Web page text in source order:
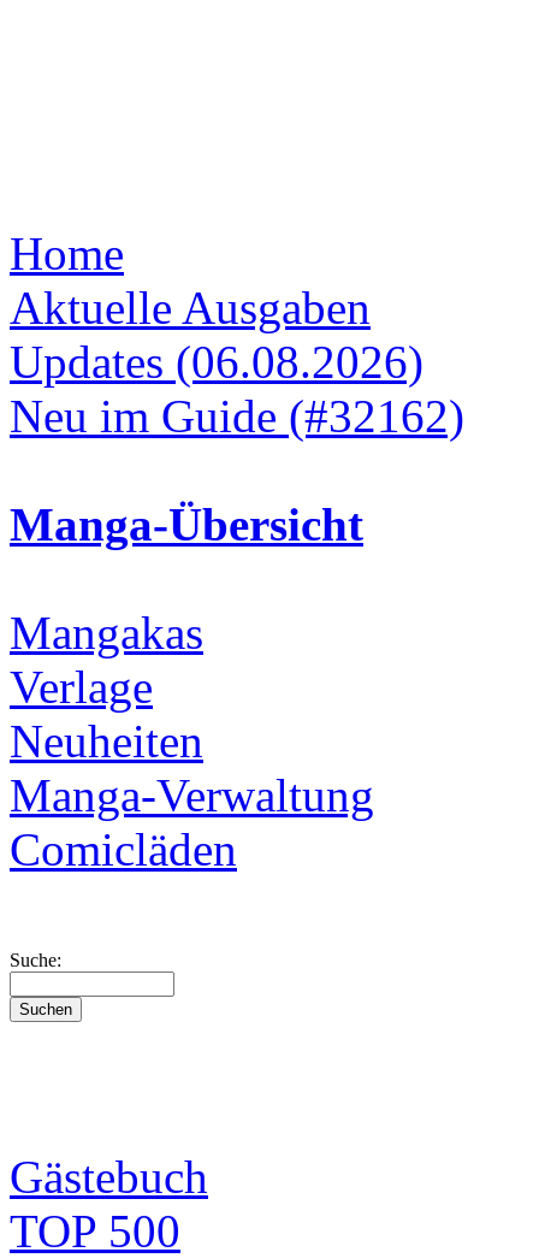
Home
Aktuelle Ausgaben
Updates (06.08.2026)
Neu im Guide (#32162)
Manga-Übersicht
Mangakas
Verlage
Neuheiten
Manga-Verwaltung
Comicläden
Suche:
Gästebuch
TOP 500